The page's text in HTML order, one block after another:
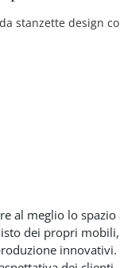
al meglio lo
dei propri